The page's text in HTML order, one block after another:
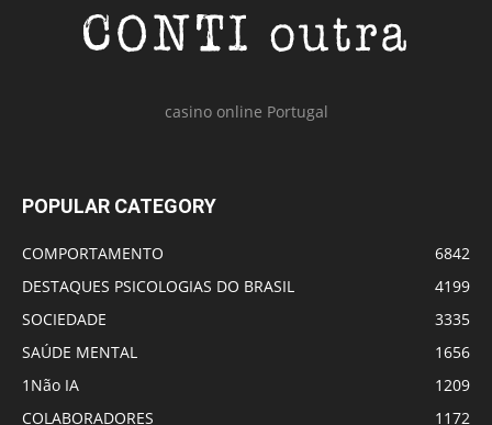
casino online Portugal
POPULAR CATEGORY
COMPORTAMENTO
6842
DESTAQUES PSICOLOGIAS DO BRASIL
4199
SOCIEDADE
3335
SAÚDE MENTAL
1656
1Não IA
1209
COLABORADORES
1172